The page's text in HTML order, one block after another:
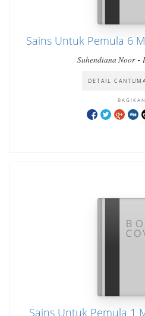
Suhendiana Noor-
DETAIL
Sains Untuk Pemula 1